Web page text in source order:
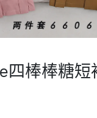
四棒棒糖短